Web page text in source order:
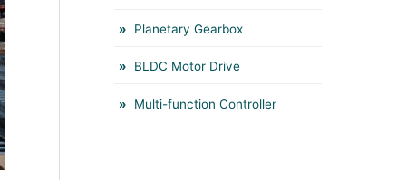
Planetary Gearbox
BLDC Motor Drive
Multi-function Controller